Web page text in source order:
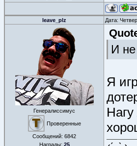
leave_plz Дата:
Генералиссимус
Проверенные
Сообщений: 6842
Награды: 25
И
Я